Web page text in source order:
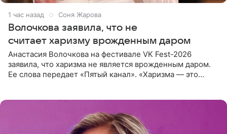
1 час назад Соня Жарова
Волочкова заявила, что не
считает харизму врожденным даром
Анастасия Волочкова на фестивале VK Fest-2026
заявила, что харизма не является врожденным даром.
Ее слова передает «Пятый канал». «Харизма — это